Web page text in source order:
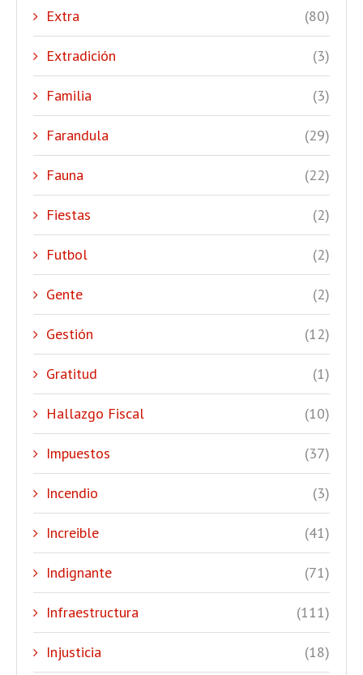
Extra (80)
Extradición (3)
Familia (3)
Farandula (29)
Fauna (22)
Fiestas (2)
Futbol (2)
Gente (2)
Gestión (12)
Gratitud (1)
Hallazgo Fiscal (10)
Impuestos (37)
Incendio (3)
Increible (41)
Indignante (71)
Infraestructura (111)
Injusticia (18)